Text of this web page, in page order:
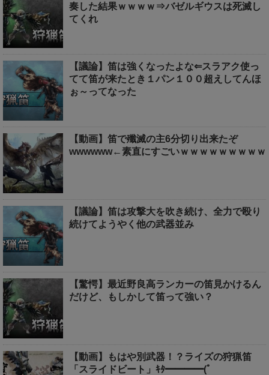
奏した結果ｗｗｗｗ⇒バゼルギウスは死滅し
てくれ
【議論】笛は強くなったよな⇐スラアク使っ
てて笛が来たとき１パン１００超えしてんほ
ぉ～ってなった
【動画】笛で殲滅の主6分切り出来たぞ
wwwwww←素直にすごいｗｗｗｗｗｗｗｗｗ
【議論】笛は攻撃大を吹き続け、全力で殴り
続けてようやく他の武器並み
【驚愕】最近野良高ランカーの笛見かけるん
だけど、もしかして笛って強い？
【動画】もはや別武器！？ライズの狩猟笛
「スライドビート」ｷﾀ━━━━(ﾟ